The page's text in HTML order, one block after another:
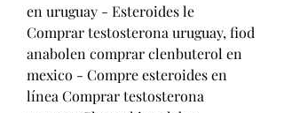
en uruguay - Esteroides le
Comprar testosterona uruguay, fiod
anabolen comprar clenbuterol en
mexico - Compre esteroides en
línea Comprar testosterona